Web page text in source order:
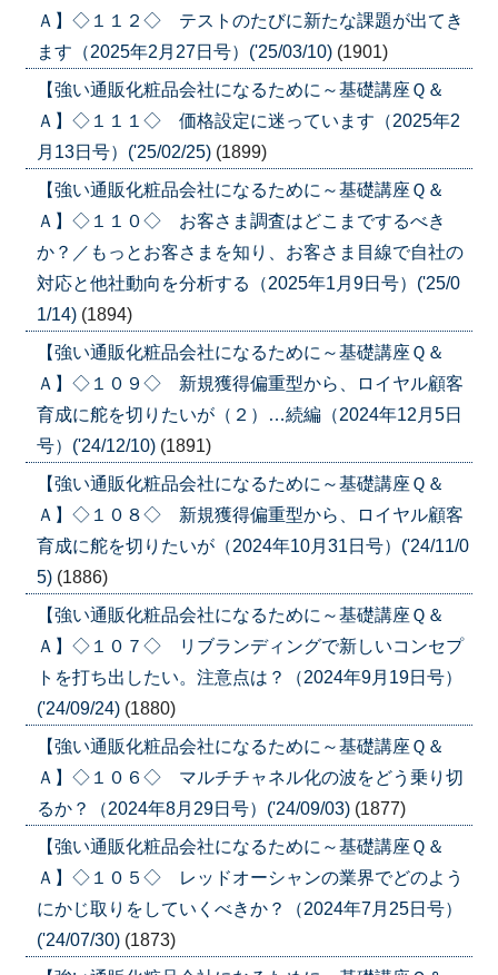
Ａ】◇１１２◇ テストのたびに新たな課題が出てき
ます（2025年2月27日号）('25/03/10) (1901)
【強い通販化粧品会社になるために～基礎講座Ｑ＆
Ａ】◇１１１◇ 価格設定に迷っています（2025年2
月13日号）('25/02/25) (1899)
【強い通販化粧品会社になるために～基礎講座Ｑ＆
Ａ】◇１１０◇ お客さま調査はどこまでするべき
か？／もっとお客さまを知り、お客さま目線で自社の
対応と他社動向を分析する（2025年1月9日号）('25/0
1/14) (1894)
【強い通販化粧品会社になるために～基礎講座Ｑ＆
Ａ】◇１０９◇ 新規獲得偏重型から、ロイヤル顧客
育成に舵を切りたいが（２）…続編（2024年12月5日
号）('24/12/10) (1891)
【強い通販化粧品会社になるために～基礎講座Ｑ＆
Ａ】◇１０８◇ 新規獲得偏重型から、ロイヤル顧客
育成に舵を切りたいが（2024年10月31日号）('24/11/0
5) (1886)
【強い通販化粧品会社になるために～基礎講座Ｑ＆
Ａ】◇１０７◇ リブランディングで新しいコンセプ
トを打ち出したい。注意点は？（2024年9月19日号）
('24/09/24) (1880)
【強い通販化粧品会社になるために～基礎講座Ｑ＆
Ａ】◇１０６◇ マルチチャネル化の波をどう乗り切
るか？（2024年8月29日号）('24/09/03) (1877)
【強い通販化粧品会社になるために～基礎講座Ｑ＆
Ａ】◇１０５◇ レッドオーシャンの業界でどのよう
にかじ取りをしていくべきか？（2024年7月25日号）
('24/07/30) (1873)